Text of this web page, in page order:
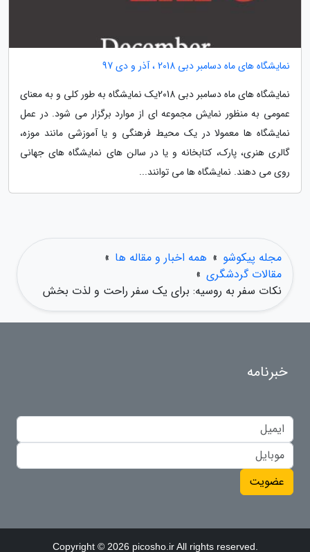
نمایشگاه های ماه دسامبر دبی 2018 ، آذر و دی 97
نمایشگاه های ماه دسامبر دبی 2018یک نمایشگاه به طور کلی و به معنای
عمومی به منظور نمایش مجموعه ای از موارد برگزار می شود. در عمل
نمایشگاه ها معمولا در یک محیط فرهنگی و یا آموزشی مانند موزه،
گالری هنری، پارک، کتابخانه و یا در سالن های نمایشگاه های جهانی
روی می دهند. نمایشگاه ها می توانند...
مجله پیکوشو » همه اخبار و مقاله ها »
مقالات گردشگری »
نکات سفر به روسیه: برای یک سفر راحت و لذت بخش
خبرنامه
عضویت
Copyright © 2026 picosho.ir All rights reserved.